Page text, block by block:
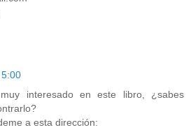
interesado en este libro, ¿sabes
a esta dirección: